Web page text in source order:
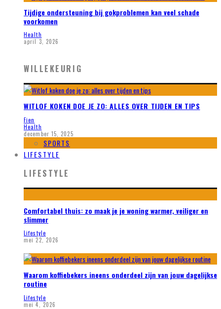
Tijdige ondersteuning bij gokproblemen kan veel schade
voorkomen
Health
april 3, 2026
WILLEKEURIG
WITLOF KOKEN DOE JE ZO: ALLES OVER TIJDEN EN TIPS
Fien
Health
december 15, 2025
SPORTS
LIFESTYLE
LIFESTYLE
Comfortabel thuis: zo maak je je woning warmer, veiliger en
slimmer
Lifestyle
mei 22, 2026
Waarom koffiebekers ineens onderdeel zijn van jouw dagelijkse
routine
Lifestyle
mei 4, 2026